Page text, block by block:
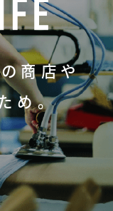
商店や
め。